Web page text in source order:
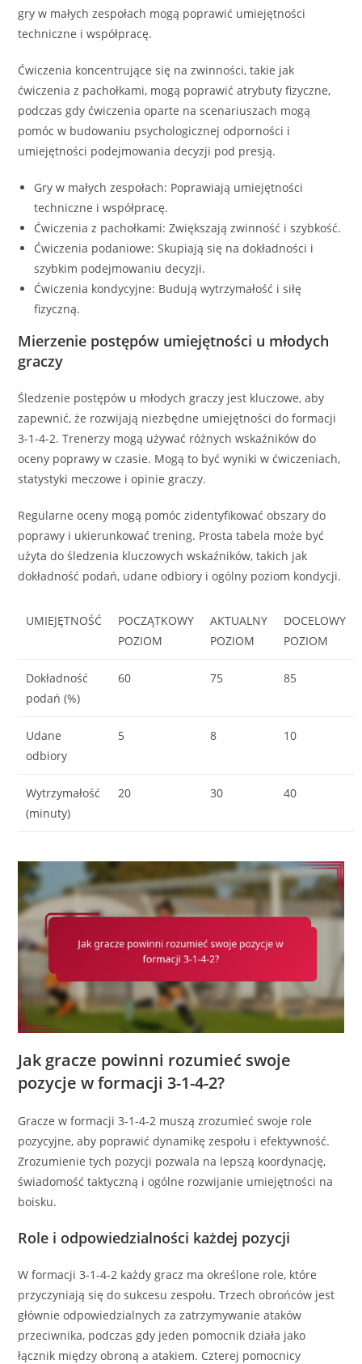
gry w małych zespołach mogą poprawić umiejętności
techniczne i współpracę.
Ćwiczenia koncentrujące się na zwinności, takie jak
ćwiczenia z pachołkami, mogą poprawić atrybuty fizyczne,
podczas gdy ćwiczenia oparte na scenariuszach mogą
pomóc w budowaniu psychologicznej odporności i
umiejętności podejmowania decyzji pod presją.
Gry w małych zespołach: Poprawiają umiejętności
techniczne i współpracę.
Ćwiczenia z pachołkami: Zwiększają zwinność i szybkość.
Ćwiczenia podaniowe: Skupiają się na dokładności i
szybkim podejmowaniu decyzji.
Ćwiczenia kondycyjne: Budują wytrzymałość i siłę
fizyczną.
Mierzenie postępów umiejętności u młodych
graczy
Śledzenie postępów u młodych graczy jest kluczowe, aby
zapewnić, że rozwijają niezbędne umiejętności do formacji
3-1-4-2. Trenerzy mogą używać różnych wskaźników do
oceny poprawy w czasie. Mogą to być wyniki w ćwiczeniach,
statystyki meczowe i opinie graczy.
Regularne oceny mogą pomóc zidentyfikować obszary do
poprawy i ukierunkować trening. Prosta tabela może być
użyta do śledzenia kluczowych wskaźników, takich jak
dokładność podań, udane odbiory i ogólny poziom kondycji.
UMIEJĘTNOŚĆ
POCZĄTKOWY
POZIOM
AKTUALNY
POZIOM
DOCELOWY
POZIOM
Dokładność
podań (%)
60 75 85
Udane
odbiory
5 8 10
Wytrzymałość
(minuty)
20 30 40
Jak gracze powinni rozumieć swoje
pozycje w formacji 3-1-4-2?
Gracze w formacji 3-1-4-2 muszą zrozumieć swoje role
pozycyjne, aby poprawić dynamikę zespołu i efektywność.
Zrozumienie tych pozycji pozwala na lepszą koordynację,
świadomość taktyczną i ogólne rozwijanie umiejętności na
boisku.
Role i odpowiedzialności każdej pozycji
W formacji 3-1-4-2 każdy gracz ma określone role, które
przyczyniają się do sukcesu zespołu. Trzech obrońców jest
głównie odpowiedzialnych za zatrzymywanie ataków
przeciwnika, podczas gdy jeden pomocnik działa jako
łącznik między obroną a atakiem. Czterej pomocnicy